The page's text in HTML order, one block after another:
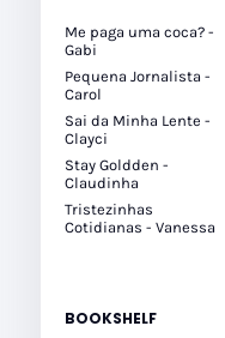
Me paga uma coca? -
Gabi
Pequena Jornalista -
Carol
Sai da Minha Lente -
Clayci
Stay Goldden -
Claudinha
Tristezinhas
Cotidianas - Vanessa
BOOKSHELF